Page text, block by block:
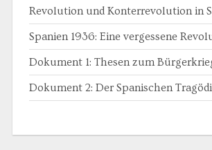
Revolution und Konterrevolution in
Spanien 1936: Eine vergessene
Dokument 1: Thesen zum
Dokument 2: Der Spanischen